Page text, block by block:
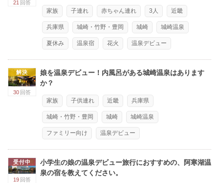
21 回答
家族
子連れ 赤ちゃん連れ 3人 近畿
兵庫県 城崎・竹野・豊岡 城崎 城崎温泉
夏休み 温泉宿 花火 温泉デビュー
解決
30 回答
娘を温泉デビュー！内風呂がある城崎温泉はあります
か？
家族 子供連れ 近畿 兵庫県
城崎・竹野・豊岡 城崎 城崎温泉
ファミリー向け 温泉デビュー
受付中
19 回答
小学生の娘の温泉デビュー旅行におすすめの、阿寒湖温
泉の宿を教えてください。